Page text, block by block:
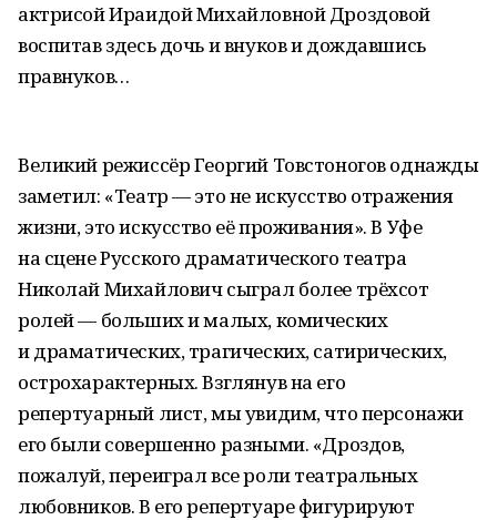
актрисой Ираидой Михайловной Дроздовой
воспитав здесь дочь и внуков и дождавшись
правнуков…
Великий режиссёр Георгий Товстоногов однажды
заметил: «Театр — это не искусство отражения
жизни, это искусство её проживания». В Уфе
на сцене Русского драматического театра
Николай Михайлович сыграл более трёхсот
ролей — больших и малых, комических
и драматических, трагических, сатирических,
острохарактерных. Взглянув на его
репертуарный лист, мы увидим, что персонажи
его были совершенно разными. «Дроздов,
пожалуй, переиграл все роли театральных
любовников. В его репертуаре фигурируют